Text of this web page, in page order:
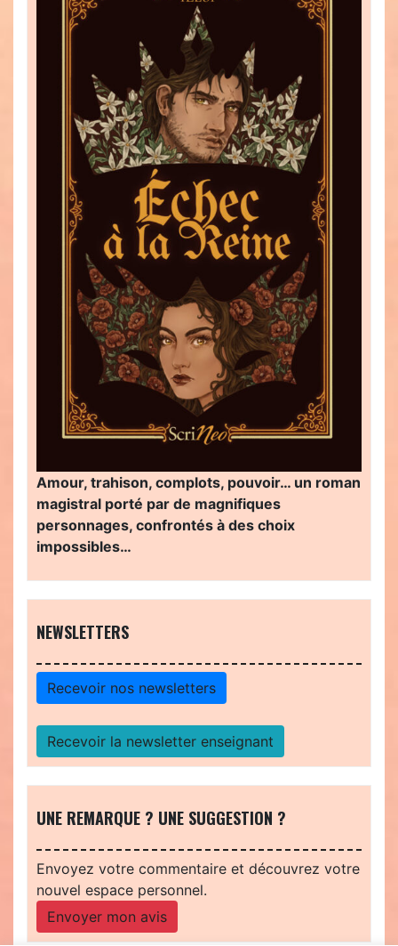
Amour, trahison, complots, pouvoir… un roman
magistral porté par de magnifiques
personnages, confrontés à des choix
impossibles…
NEWSLETTERS
Recevoir nos newsletters
Recevoir la newsletter enseignant
UNE REMARQUE ? UNE SUGGESTION ?
Envoyez votre commentaire et découvrez votre
nouvel espace personnel.
Envoyer mon avis